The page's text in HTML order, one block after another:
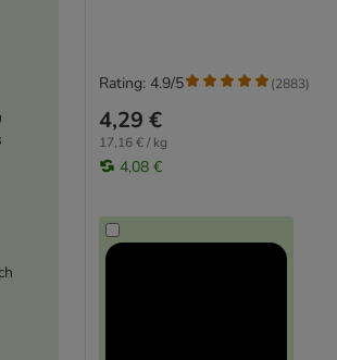
4,29 €
17,16 € / kg
4,08 €
Rating: 4.9/5 (2883)